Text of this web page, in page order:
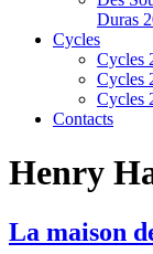
Duras
Cycles
Cycles
Cycles
Cycles
Contacts
Henry
La maison